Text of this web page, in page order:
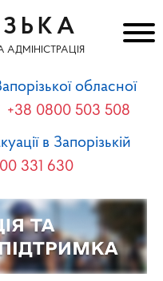
обласної
+38 0800 503 508
в Запорізькій
331 630